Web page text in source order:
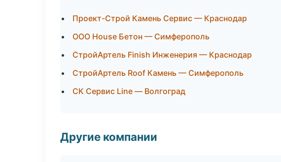
Проект-Строй Камень Сервис — Краснодар
ООО House Бетон — Симферополь
СтройАртель Finish Инженерия — Краснодар
СтройАртель Roof Камень — Симферополь
СК Сервис Line — Волгоград
Другие компании